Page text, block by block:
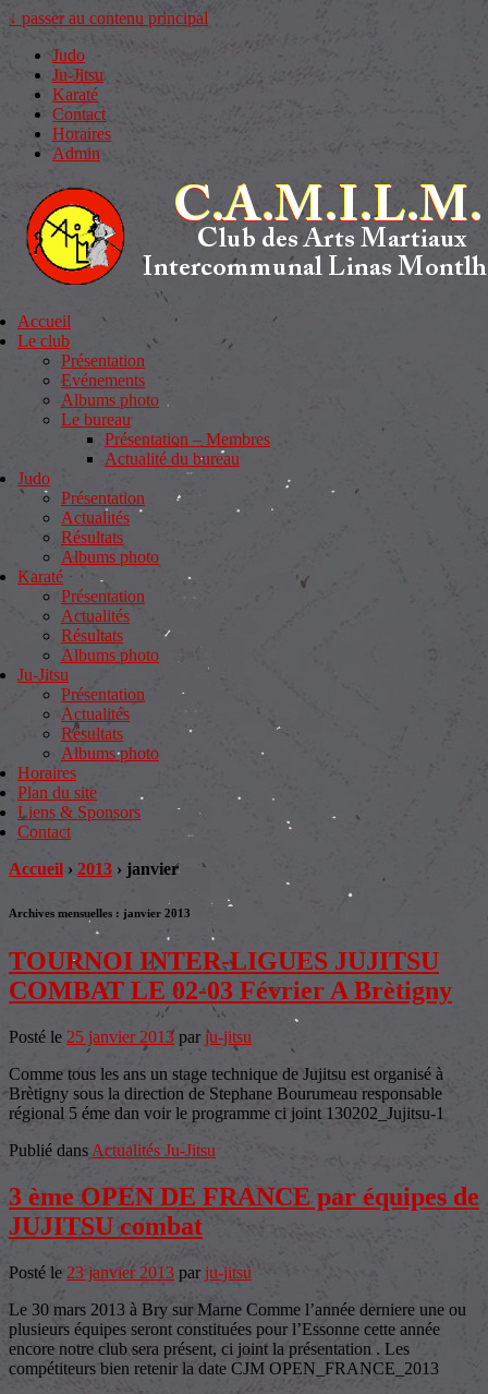
↓ passer au contenu principal
Judo
Ju-Jitsu
Karaté
Contact
Horaires
Admin
Accueil
Le club
Présentation
Evénements
Albums photo
Le bureau
Présentation – Membres
Actualité du bureau
Judo
Présentation
Actualités
Résultats
Albums photo
Karaté
Présentation
Actualités
Résultats
Albums photo
Ju-Jitsu
Présentation
Actualités
Résultats
Albums photo
Horaires
Plan du site
Liens & Sponsors
Contact
Accueil › 2013 › janvier
Archives mensuelles : janvier 2013
TOURNOI INTER-LIGUES JUJITSU
COMBAT LE 02-03 Février A Brètigny
Posté le 25 janvier 2013 par ju-jitsu
Comme tous les ans un stage technique de Jujitsu est organisé à
Brètigny sous la direction de Stephane Bourumeau responsable
régional 5 éme dan voir le programme ci joint 130202_Jujitsu-1
Publié dans Actualités Ju-Jitsu
3 ème OPEN DE FRANCE par équipes de
JUJITSU combat
Posté le 23 janvier 2013 par ju-jitsu
Le 30 mars 2013 à Bry sur Marne Comme l’année derniere une ou
plusieurs équipes seront constituées pour l’Essonne cette année
encore notre club sera présent, ci joint la présentation . Les
compétiteurs bien retenir la date CJM OPEN_FRANCE_2013